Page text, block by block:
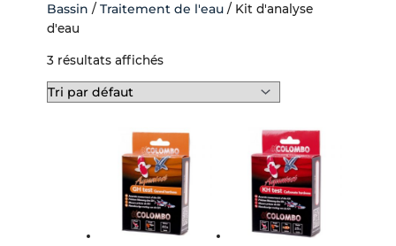
Bassin / Traitement de l'eau/ Kit d'analyse
d'eau
3 résultats affichés